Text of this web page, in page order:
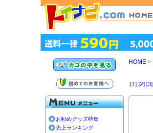
お勧めグッズ特集
売上ランキング
HOME >
[1] [2] [3]